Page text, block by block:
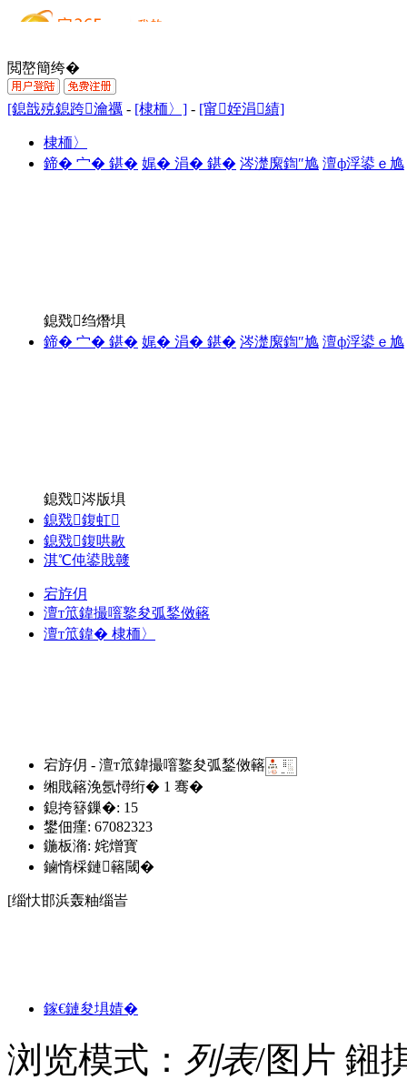
閲嶅簡绔�
[鎴戠殑鎴跨瀹禲 - [棣栭〉] - [甯姪涓績]
棣栭〉
鍗� 宀� 鍖� 娓� 涓� 鍖� 涔濋緳鍧″尯 澶ф浮鍙ｅ尯
鎴戣绉熸埧
鍗� 宀� 鍖� 娓� 涓� 鍖� 涔濋緳鍧″尯 澶ф浮鍙ｅ尯
鎴戣涔版埧
鎴戣鍑虹
鎴戣鍑哄敭
淇℃伅鍙戝竷
宕斿仴
澶т笟鍏撮噾鐜夋弧鍫傚簵
澶т笟鍏� 棣栭〉
宕斿仴 - 澶т笟鍏撮噾鐜夋弧鍫傚簵
缃戝簵浼氬憳绗� 1 骞�
鎴挎簮鏁�: 15
鐢佃瘽: 67082323
鍦板潃: 姹熷寳
鏀惰棌鏈簵閾�
[缁忕邯浜轰粙缁峕
鎵€鏈夋埧婧�
浏览模式： 列表/图片 鎺